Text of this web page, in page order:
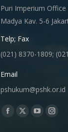
Puri Imperium Office
Madya Kav. 5-6
Telp; Fax
(021) 8370-1809;
Email
pshukum@pshk.or.id
Find us on:
Facebook
X
YouTube